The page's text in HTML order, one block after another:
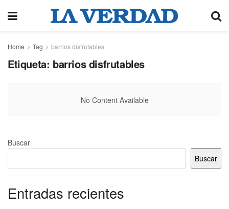
Home Tag barrios disfrutables
Etiqueta: barrios disfrutables
No Content Available
Buscar
Buscar
Entradas recientes